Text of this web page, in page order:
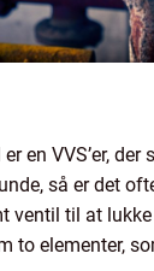
en VVS’er, der
så er det
ventil til at
to elementer,